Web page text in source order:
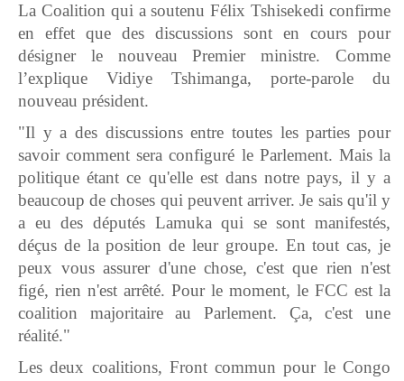
La Coalition qui a soutenu Félix Tshisekedi confirme
en effet que des discussions sont en cours pour
désigner le nouveau Premier ministre. Comme
l’explique Vidiye Tshimanga, porte-parole du
nouveau président.
"Il y a des discussions entre toutes les parties pour
savoir comment sera configuré le Parlement. Mais la
politique étant ce qu'elle est dans notre pays, il y a
beaucoup de choses qui peuvent arriver. Je sais qu'il y
a eu des députés Lamuka qui se sont manifestés,
déçus de la position de leur groupe. En tout cas, je
peux vous assurer d'une chose, c'est que rien n'est
figé, rien n'est arrêté. Pour le moment, le FCC est la
coalition majoritaire au Parlement. Ça, c'est une
réalité."
Les deux coalitions, Front commun pour le Congo